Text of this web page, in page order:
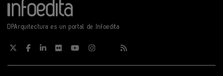
DPArquitectura es un portal de Infoedita